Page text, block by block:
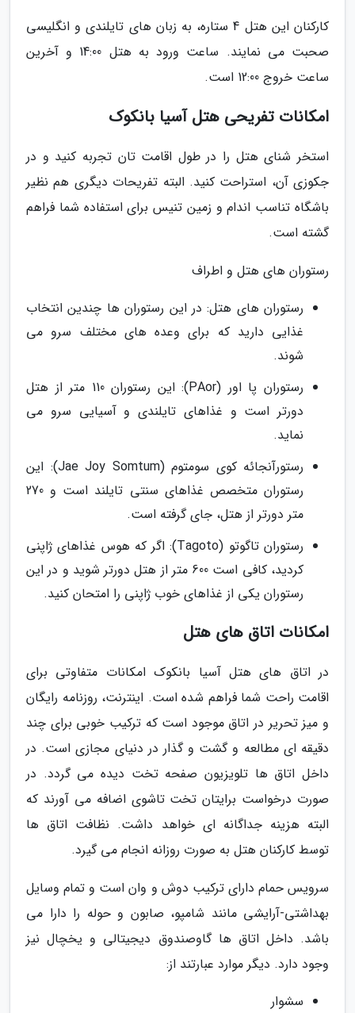
کارکنان این هتل 4 ستاره، به زبان های تایلندی و انگلیسی
صحبت می نمایند. ساعت ورود به هتل 14:00 و آخرین
ساعت خروج 12:00 است.
امکانات تفریحی هتل آسیا بانکوک
استخر شنای هتل را در طول اقامت تان تجربه کنید و در
جکوزی آن، استراحت کنید. البته تفریحات دیگری هم نظیر
باشگاه تناسب اندام و زمین تنیس برای استفاده شما فراهم
گشته است.
رستوران های هتل و اطراف
رستوران های هتل: در این رستوران ها چندین انتخاب
غذایی دارید که برای وعده های مختلف سرو می
شوند.
رستوران پا اور (PAor): این رستوران 110 متر از هتل
دورتر است و غذاهای تایلندی و آسیایی سرو می
نماید.
رستورآنجائه کوی سومتوم (Jae Joy Somtum): این
رستوران متخصص غذاهای سنتی تایلند است و 270
متر دورتر از هتل، جای گرفته است.
رستوران تاگوتو (Tagoto): اگر که هوس غذاهای ژاپنی
کردید، کافی است 600 متر از هتل دورتر شوید و در این
رستوران یکی از غذاهای خوب ژاپنی را امتحان کنید.
امکانات اتاق های هتل
در اتاق های هتل آسیا بانکوک امکانات متفاوتی برای
اقامت راحت شما فراهم شده است. اینترنت، روزنامه رایگان
و میز تحریر در اتاق موجود است که ترکیب خوبی برای چند
دقیقه ای مطالعه و گشت و گذار در دنیای مجازی است. در
داخل اتاق ها تلویزیون صفحه تخت دیده می گردد. در
صورت درخواست برایتان تخت تاشوی اضافه می آورند که
البته هزینه جداگانه ای خواهد داشت. نظافت اتاق ها
توسط کارکنان هتل به صورت روزانه انجام می گیرد.
سرویس حمام دارای ترکیب دوش و وان است و تمام وسایل
بهداشتی-آرایشی مانند شامپو، صابون و حوله را دارا می
باشد. داخل اتاق ها گاوصندوق دیجیتالی و یخچال نیز
وجود دارد. دیگر موارد عبارتند از:
سشوار